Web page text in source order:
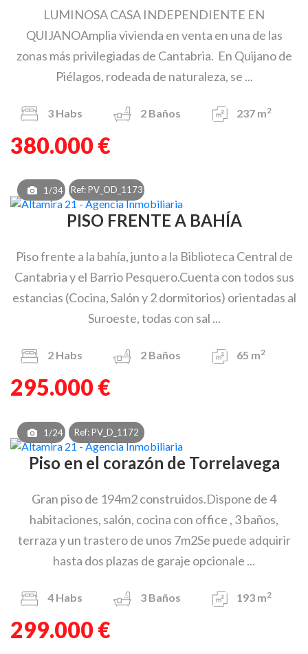
LUMINOSA CASA INDEPENDIENTE EN
QUIJANOAmplia vivienda en venta en una de las
zonas más privilegiadas de Cantabria. En Quijano de
Piélagos, rodeada de naturaleza, se ...
3 Habs 2 Baños 237 m2
380.000 €
1/34 Ref: PV_OD_1173
PISO FRENTE A BAHÍA
Piso frente a la bahía, junto a la Biblioteca Central de
Cantabria y el Barrio Pesquero.Cuenta con todos sus
estancias (Cocina, Salón y 2 dormitorios) orientadas al
Suroeste, todas con sal ...
2 Habs 2 Baños 65 m2
295.000 €
1/24 Ref: PV_D_1172
Piso en el corazón de Torrelavega
Gran piso de 194m2 construidos.Dispone de 4
habitaciones, salón, cocina con office , 3 baños,
terraza y un trastero de unos 7m2Se puede adquirir
hasta dos plazas de garaje opcionale ...
4 Habs 3 Baños 193 m2
299.000 €